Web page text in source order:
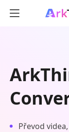
Převod